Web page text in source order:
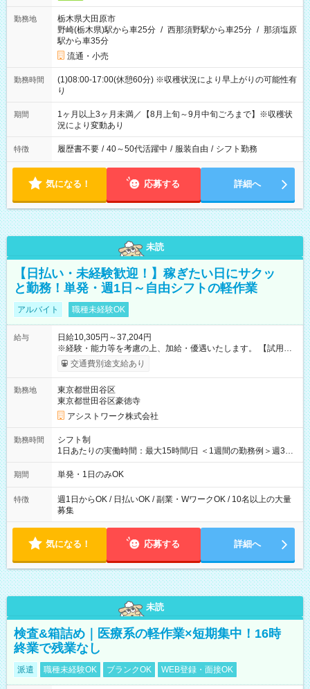
勤務地
栃木県大田原市
野崎(栃木県)駅から車25分 / 西那須野駅から車25分 / 那須塩原
駅から車35分
流通・小売
勤務時間
(1)08:00-17:00(休憩60分) ※収穫状況により早上がりの可能性有
り
期間
1ヶ月以上3ヶ月未満／【8月上旬～9月中旬ごろまで】※収穫状
況により変動あり
特徴 履歴書不要 / 40～50代活躍中 / 服装自由 / シフト勤務
気になる！ 応募する 詳細へ
未読
【日払い・未経験歓迎！】稼ぎたい日にサクッ
と勤務！単発・週1日～自由シフトの軽作業
アルバイト 職種未経験OK
給与
日給10,305円～37,204円
※経験・能力等を考慮の上、加給・優遇いたします。 【試用期
間】試用期間なし
交通費別途支給あり
勤務地
東京都世田谷区
東京都世田谷区豪徳寺
アシストワーク株式会社
勤務時間
シフト制
1日あたりの実働時間：最大15時間/日 ＜1週間の勤務例＞週3回
勤務 勤務：月・水・金 休み：火・木・土・日 好きな時にお仕事
可能です！ ※1日あたりの最大実働時間は日勤、夜勤共に勤務し
期間 単発・1日のみOK
特徴
週1日からOK / 日払いOK / 副業・WワークOK / 10名以上の大量
募集
気になる！ 応募する 詳細へ
未読
検査&箱詰め｜医療系の軽作業×短期集中！16時
終業で残業なし
派遣 職種未経験OK ブランクOK WEB登録・面接OK